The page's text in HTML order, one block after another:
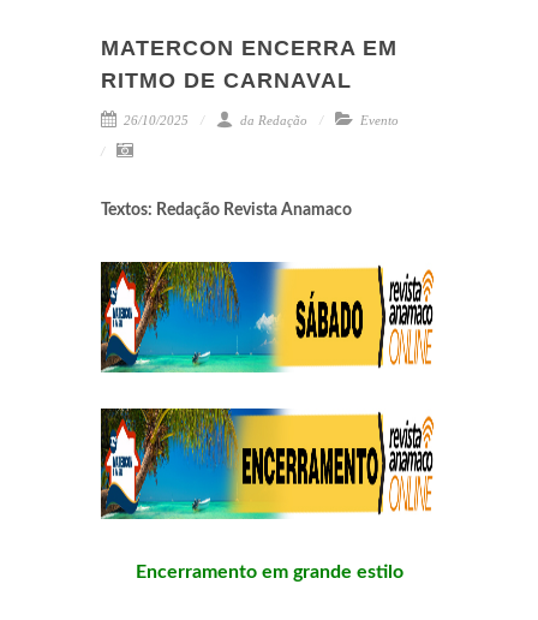
MATERCON ENCERRA EM
RITMO DE CARNAVAL
26/10/2025 da Redação Evento
Textos: Redação Revista Anamaco
Encerramento em grande estilo